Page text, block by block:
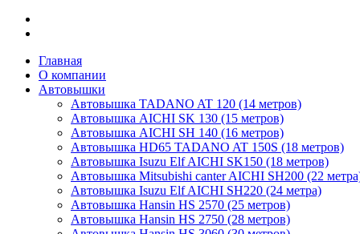
Главная
О компании
Автовышки
Автовышка TADANO AT 120 (14 метров)
Автовышка AICHI SK 130 (15 метров)
Автовышка AICHI SH 140 (16 метров)
Автовышка HD65 TADANO AT 150S (18 метров)
Автовышка Isuzu Elf AICHI SK150 (18 метров)
Автовышка Mitsubishi canter AICHI SH200 (22
Автовышка Isuzu Elf AICHI SH220 (24 метра)
Автовышка Hansin HS 2570 (25 метров)
Автовышка Hansin HS 2750 (28 метров)